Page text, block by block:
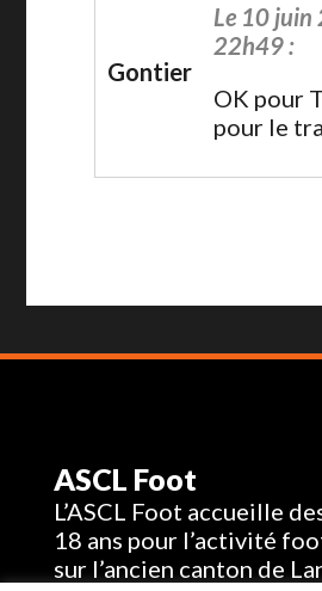
Gontier
Le 10 juin
22h49 :
OK pour
pour le
ASCL Foot
L’ASCL Foot accueille
18 ans pour l’activité
sur l’ancien canton de